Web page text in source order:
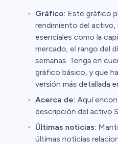
Gráfico: Este gráfico
rendimiento del
esenciales como la
mercado, el rango del
semanas. Tenga en
gráfico básico, y que
versión más detallada
Acerca de: Aquí
descripción del activo
Últimas noticias:
últimas noticias